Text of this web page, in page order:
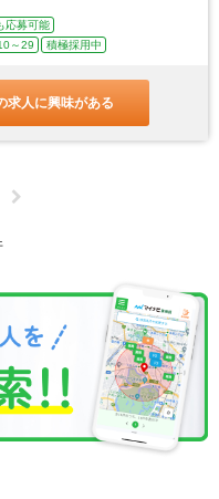
応募可能
～29 積極採用中
求人に興味がある